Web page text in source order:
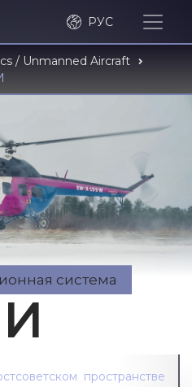
РУС
/ Unmanned Aircraft
система
пространстве